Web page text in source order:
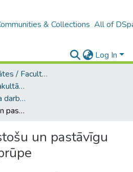
& Collections All of
Log In
B4 – LU fakultātes / Faculties of the UL
B --- Bij. Medicīnas fakultātes studentu noslēguma darbi / Faculty of Medicine - Graduate works
Bakalaura un maģistra darbi (MF) / Bachelor's and Master's theses
Pacientu ar ilgstošu un pastāvīgu traheostomu aprūpe
un pastāvīgu